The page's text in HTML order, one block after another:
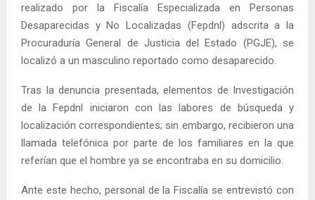
realizado por la Fiscalía Especializada en Personas
Desaparecidas y No Localizadas (Fepdnl) adscrita a la
Procuraduría General de Justicia del Estado (PGJE), se
localizó a un masculino reportado como desaparecido.
Tras la denuncia presentada, elementos de Investigación
de la Fepdnl iniciaron con las labores de búsqueda y
localización correspondientes; sin embargo, recibieron una
llamada telefónica por parte de los familiares en la que
referían que el hombre ya se encontraba en su domicilio.
Ante este hecho, personal de la Fiscalía se entrevistó con